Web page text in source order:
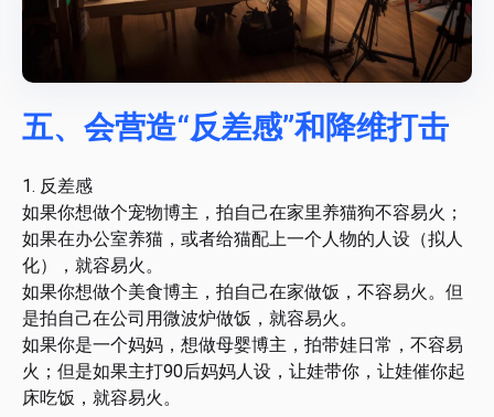
五、会营造“反差感”和降维打击
1. 反差感
如果你想做个宠物博主，拍自己在家里养猫狗不容易火；
如果在办公室养猫，或者给猫配上一个人物的人设（拟人
化），就容易火。
如果你想做个美食博主，拍自己在家做饭，不容易火。但
是拍自己在公司用微波炉做饭，就容易火。
如果你是一个妈妈，想做母婴博主，拍带娃日常，不容易
火；但是如果主打90后妈妈人设，让娃带你，让娃催你起
床吃饭，就容易火。